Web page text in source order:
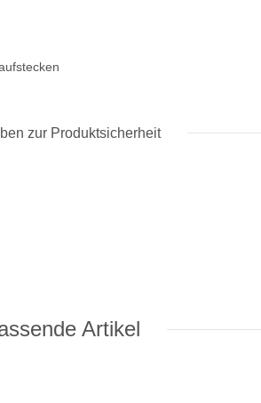
zur Produktsicherheit
Artikel